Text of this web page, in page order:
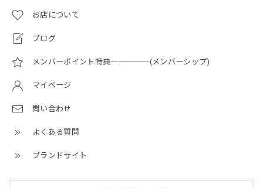
お店について
ブログ
メンバーポイント特典─────(メンバーシップ)
マイページ
問い合わせ
よくある質問
ブランドサイト